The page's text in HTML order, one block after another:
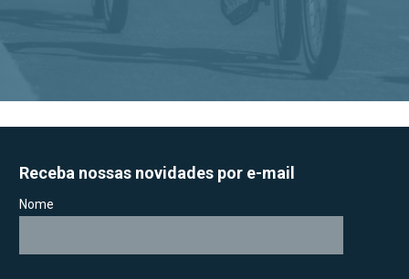
Receba nossas novidades por e-mail
Nome